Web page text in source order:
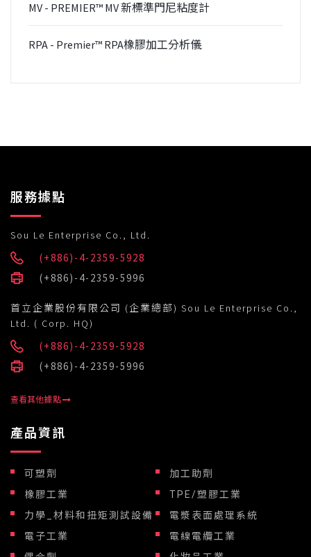
MV - PREMIER™ MV 新標準門尼粘度計
RPA - Premier™ RPA橡膠加工分析儀
服務據點
Sou Le Enterprise Co., Ltd.
(+886)-4-2359-5928
(+886)-4-2359-5996
首立企業股份有限公司 (企業總部) Sou Le Enterprise Co.,
Ltd. ( Corp. HQ)
(+886)-4-2359-5928
(+886)-4-2359-5996
查看其他據點
產品資訊
可塑劑
加工助劑
橡膠工業
TPE/塑膠工業
力學_材料和扭矩測試設備
電漿表面處理系統
電子工業
電線電纜工業